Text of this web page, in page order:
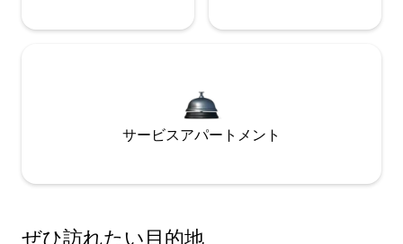
サービスアパートメント
ぜひ訪⁠れ⁠た⁠い目⁠的⁠地